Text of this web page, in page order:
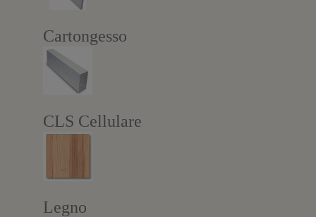
Cartongesso
CLS Cellulare
Legno